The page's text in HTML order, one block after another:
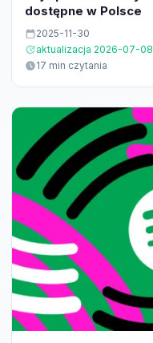
dostępne w Polsce
2025-11-30
aktualizacja 2026-07-08
17 min czytania